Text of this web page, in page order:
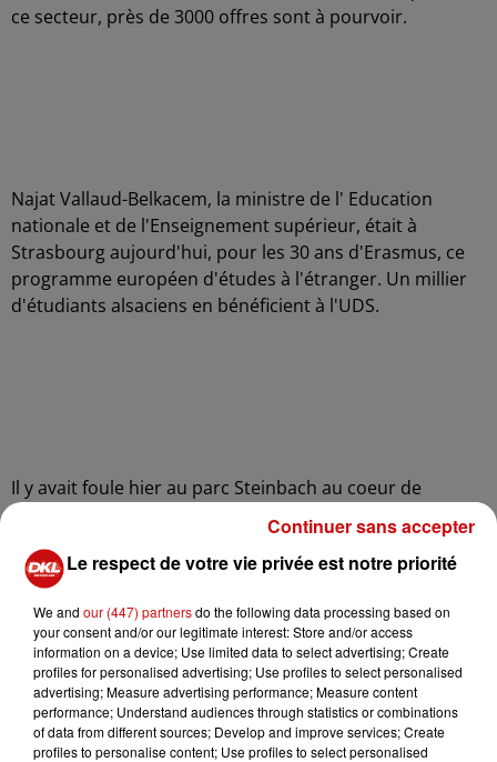
ce secteur, près de 3000 offres sont à pourvoir.
Najat Vallaud-Belkacem, la ministre de l' Education
nationale et de l'Enseignement supérieur, était à
Strasbourg aujourd'hui, pour les 30 ans d'Erasmus, ce
programme européen d'études à l'étranger. Un millier
d'étudiants alsaciens en bénéficient à l'UDS.
Il y avait foule hier au parc Steinbach au coeur de
Mulhouse, où le plus célèbre des Mulhousiens a
dorénavant sa stèle. Le capitaine Dreyfus, sculpté par
Sylvie Koechlin, se dresse fièrement tourné vers la rue
de la Sinne.
Le respect de votre vie privée est notre priorité
We and our (447) partnersdo the following data processing based on
your consent and/or our legitimate interest: Store and/or access
information on a device; Use limited data to select advertising; Create
profiles for personalised advertising; Use profiles to select personalised
advertising; Measure advertising performance; Measure content
performance; Understand audiences through statistics or combinations
of data from different sources; Develop and improve services; Create
profiles to personalise content; Use profiles to select personalised
Continuer sans accepter